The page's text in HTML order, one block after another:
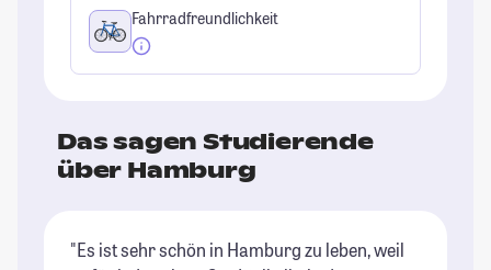
Fahrradfreundlichkeit
Das sagen Studierende
über Hamburg
"Es ist sehr schön in Hamburg zu leben, weil